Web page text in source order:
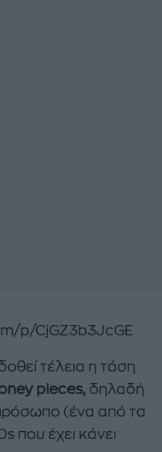
p/CjGZ3b3JcGE
τέλεια η τάση
pieces, δηλαδή
(ένα από τα
που έχει κάνει